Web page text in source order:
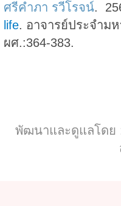
ศรีคำภา รวีโรจน์.
life. อาจารย์ประจำม
ผศ.:364-383.
พัฒนาและดูแลโดย